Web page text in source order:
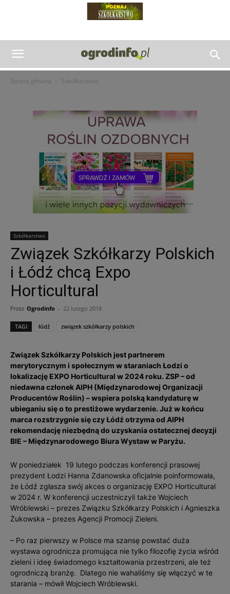
Strona główna Szkółkarstwo
Szkółkarstwo
Związek Szkółkarzy Polskich
i Łódź chcą Expo
Horticultural
Przez Ogrodinfo - 22 lutego 2018
TAGI łódź związek szkółkarzy polskich
Związek Szkółkarzy Polskich jest partnerem
merytorycznym i społecznym w staraniach Łodzi o
lokalizację EXPO Horticultural w 2024 roku. ZSP – od
niedawna członek AIPH (Międzynarodowej Organizacji
Producentów Roślin) – wspiera polską kandydaturę w
ubieganiu się o to prestiżowe wydarzenie. Już w końcu
marca rozstrzygnie się czy Łódź otrzyma od AIPH
rekomendację niezbędną do uzyskania ostatecznej decyzji
BIE – Międzynarodowego Biura Wystaw w Paryżu.
W poniedziałek 19 lutego podczas konferencji prasowej
prezydent Łodzi Hanna Zdanowska oficjalnie poinformowała,
że Łódź zgłasza swój akces o organizację EXPO Horticultural
w 2024 r. W konferencji uczestniczyli także Wojciech
Wróblewski – prezes Związku Szkółkarzy Polskich i Agnieszka
Żukowska – prezes Agencji Promocji Zieleni.
– Po raz pierwszy w Polsce ma szansę powstać duża
wystawa ogrodnicza promująca nie tylko filozofię życia wśród
zieleni i ideę świadomego kształtowania przestrzeni, ale też
ogrodniczą branżę. Dlatego nie wahaliśmy się włączyć w te
starania – mówił Wojciech Wróblewski.